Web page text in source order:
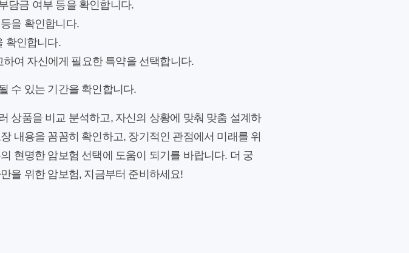
담금 여부 등을 확인합니다.
을 확인합니다.
확인합니다.
여 자신에게 필요한 특약을 선택합니다.
수 있는 기간을 확인합니다.
상품을 비교 분석하고, 자신의 상황에 맞춰 맞춤 설계하
내용을 꼼꼼히 확인하고, 장기적인 관점에서 미래를 위
현명한 암보험 선택에 도움이 되기를 바랍니다. 더 궁
을 위한 암보험, 지금부터 준비하세요!